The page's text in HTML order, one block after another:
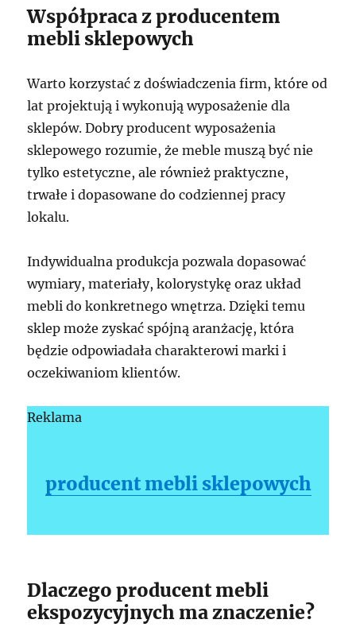
Współpraca z producentem
mebli sklepowych
Warto korzystać z doświadczenia firm, które od
lat projektują i wykonują wyposażenie dla
sklepów. Dobry producent wyposażenia
sklepowego rozumie, że meble muszą być nie
tylko estetyczne, ale również praktyczne,
trwałe i dopasowane do codziennej pracy
lokalu.
Indywidualna produkcja pozwala dopasować
wymiary, materiały, kolorystykę oraz układ
mebli do konkretnego wnętrza. Dzięki temu
sklep może zyskać spójną aranżację, która
będzie odpowiadała charakterowi marki i
oczekiwaniom klientów.
Reklama
producent mebli sklepowych
Dlaczego producent mebli
ekspozycyjnych ma znaczenie?